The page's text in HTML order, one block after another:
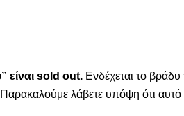
είναι sold out.Ενδέχεται το
λάβετε υπόψη ότι